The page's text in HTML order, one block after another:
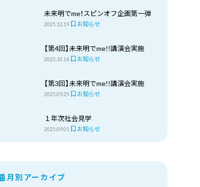
未来明でme！スピンオフ企画第一弾
2025.12.19 お知らせ
【第4回】未来明でme!!講演会実施
2025.10.16 お知らせ
【第3回】未来明でme!!講演会実施
2025.09.25 お知らせ
１年次社会見学
2025.09.01 お知らせ
月別アーカイブ